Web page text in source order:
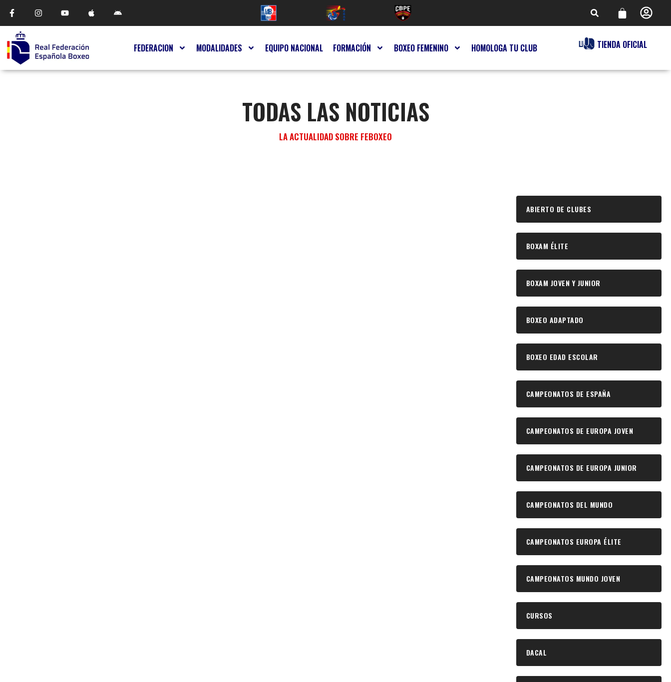
FEDERACION MODALIDADES EQUIPO NACIONAL FORMACIÓN BOXEO FEMENINO HOMOLOGA TU CLUB TIENDA OFICIAL
TODAS LAS NOTICIAS
LA ACTUALIDAD SOBRE FEBOXEO
ABIERTO DE CLUBES
BOXAM ÉLITE
BOXAM JOVEN Y JUNIOR
BOXEO ADAPTADO
BOXEO EDAD ESCOLAR
CAMPEONATOS DE ESPAÑA
CAMPEONATOS DE EUROPA JOVEN
CAMPEONATOS DE EUROPA JUNIOR
CAMPEONATOS DEL MUNDO
CAMPEONATOS EUROPA ÉLITE
CAMPEONATOS MUNDO JOVEN
CURSOS
DACAL